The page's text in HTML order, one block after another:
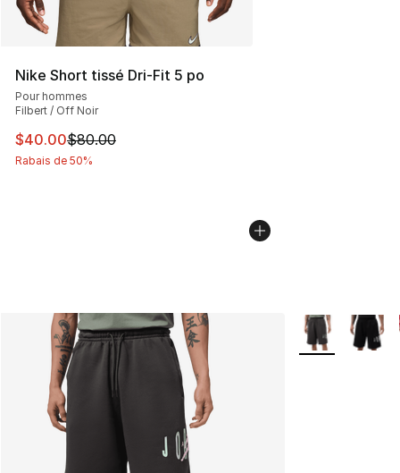
Nike Short tissé Dri-Fit 5 po
Pour hommes
Filbert / Off Noir
Cet article est en solde. Le prix est passé de $80.00 à
$40.00$80.00
Rabais de 50%
Plus de